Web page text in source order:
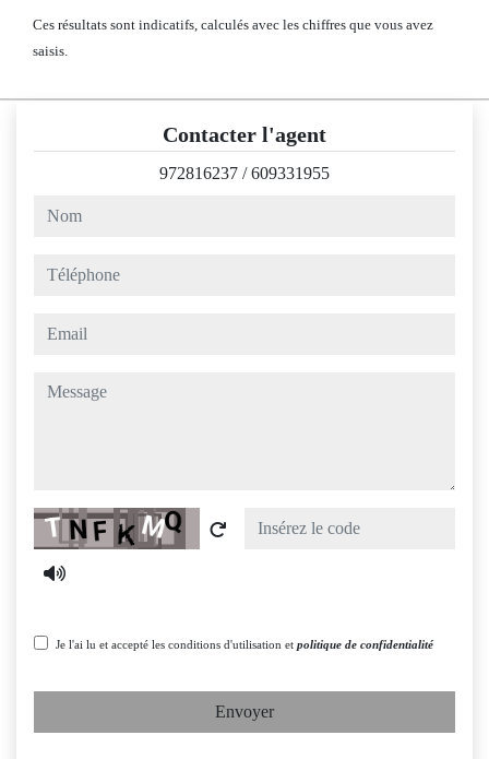
Ces résultats sont indicatifs, calculés avec les chiffres que vous avez
saisis.
Contacter l'agent
972816237 /609331955
nom
téléphone
email
message
Captcha
Je l'ai lu et accepté les conditions d'utilisation et politique de confidentialité
Envoyer